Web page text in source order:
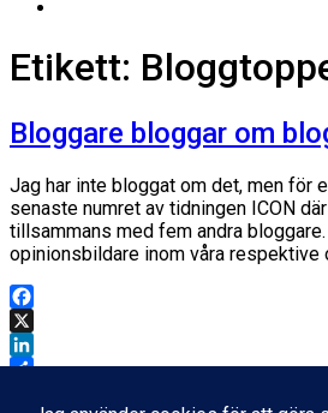
Etikett:
Bloggare bloggar om
Jag har inte bloggat om det, men för
senaste numret av tidningen ICON
tillsammans med fem andra
opinionsbildare inom våra respektive
Facebook
X
LinkedIn